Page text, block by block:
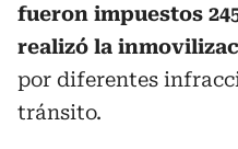
fueron impuestos
realizó la
por diferentes
tránsito.